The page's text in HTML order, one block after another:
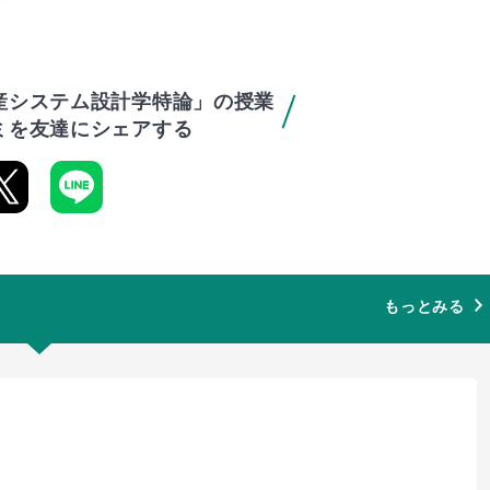
ステム設計学特論」の授業
を友達にシェアする
もっとみる